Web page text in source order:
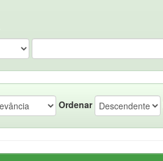
Ordenar